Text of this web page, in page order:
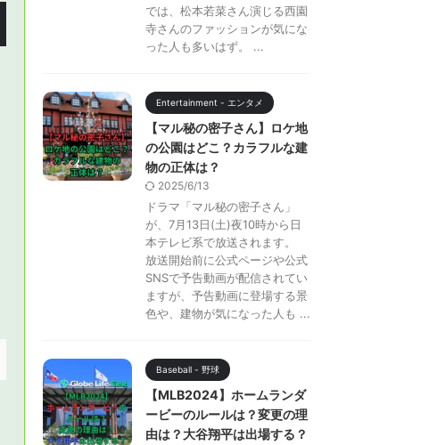
では、松本若菜さん演じる西園
寺さんのファッションが気にな
った人も多いはず。 ...
Entertainment - エンタメ
【マル秘の密子さん】ロケ地
の公園はどこ？カラフルな建
物の正体は？
2025/6/13
ドラマ「マル秘の密子さん」
が、7月13日(土)夜10時から日
本テレビ系で放送されます。
放送開始前に公式ページや公式
SNSで予告動画が配信されてい
ますが、予告動画に登場する景
色や、建物が気になった人も ...
Baseball - 野球
【MLB2024】ホームランダ
ービーのルールは？変更の理
由は？大谷翔平は出場する？